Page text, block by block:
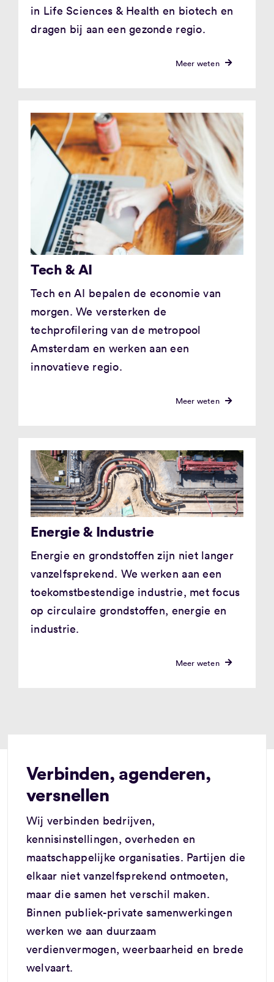
in Life Sciences & Health en biotech en
dragen bij aan een gezonde regio.
Meer weten
Tech & AI
Tech en AI bepalen de economie van
morgen. We versterken de
techprofilering van de metropool
Amsterdam en werken aan een
innovatieve regio.
Meer weten
Energie & Industrie
Energie en grondstoffen zijn niet langer
vanzelfsprekend. We werken aan een
toekomstbestendige industrie, met focus
op circulaire grondstoffen, energie en
industrie.
Meer weten
Verbinden, agenderen,
versnellen
Wij verbinden bedrijven,
kennisinstellingen, overheden en
maatschappelijke organisaties. Partijen die
elkaar niet vanzelfsprekend ontmoeten,
maar die samen het verschil maken.
Binnen publiek-private samenwerkingen
werken we aan duurzaam
verdienvermogen, weerbaarheid en brede
welvaart.